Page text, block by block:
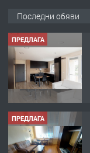
Последни обяви
ПРЕДЛАГА
ПРЕДЛАГА